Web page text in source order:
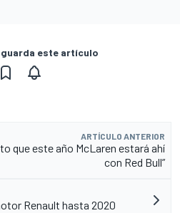
este artículo
ARTÍCULO ANTERIOR
que este año McLaren estará ahí
con Red Bull”
Renault hasta 2020